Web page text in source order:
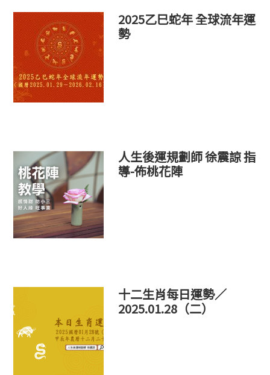
2025乙巳蛇年 全球流年運
勢
人生後運規劃師 徐震諒 指
導-佈桃花陣
十二生肖每日運勢／
2025.01.28（二）